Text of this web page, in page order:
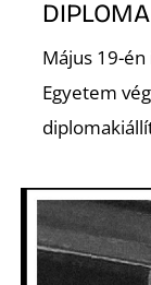
Május 19-
Egyetem